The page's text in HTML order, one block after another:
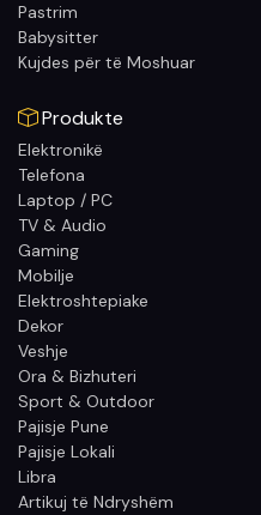
Pastrim
Babysitter
Kujdes për të Moshuar
Produkte
Elektronikë
Telefona
Laptop / PC
TV & Audio
Gaming
Mobilje
Elektroshtepiake
Dekor
Veshje
Ora & Bizhuteri
Sport & Outdoor
Pajisje Pune
Pajisje Lokali
Libra
Artikuj të Ndryshëm